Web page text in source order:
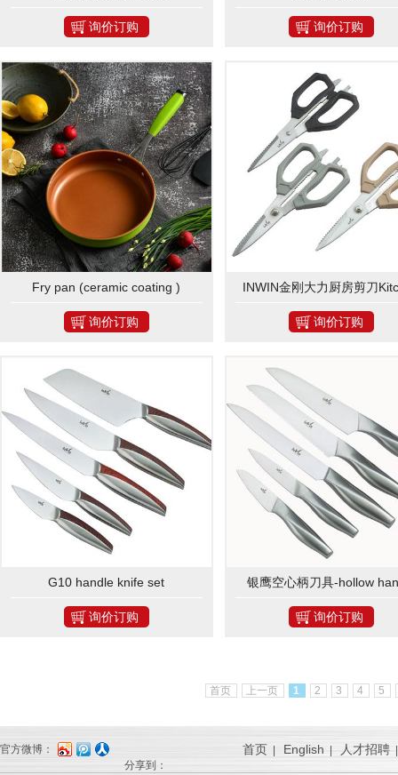
询价订购 询价订购
Fry pan (ceramic coating )
询价订购
INWIN金刚大力厨房剪刀
scissors IN-J102A
询价订购
G10 handle knife set
询价订购
银鹰空心柄刀具-hollow
kitchen knife WT602
询价订购
首页 上一页 1 2 3 4 5
官方微博：
分享到：
首页 English 人才招聘